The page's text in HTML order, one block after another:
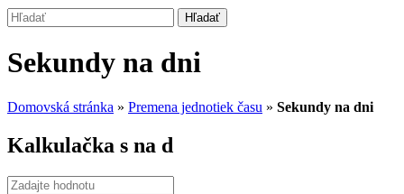
Hľadať
Sekundy na dni
Domovská stránka » Premena jednotiek času » Sekundy na dni
Kalkulačka s na d